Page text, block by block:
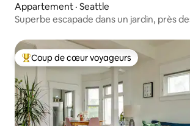
Appartement · Seattle
Superbe escapade dans un jardin, près
Coup de cœur voyageurs parmi les plus
Coup de cœur voyageurs